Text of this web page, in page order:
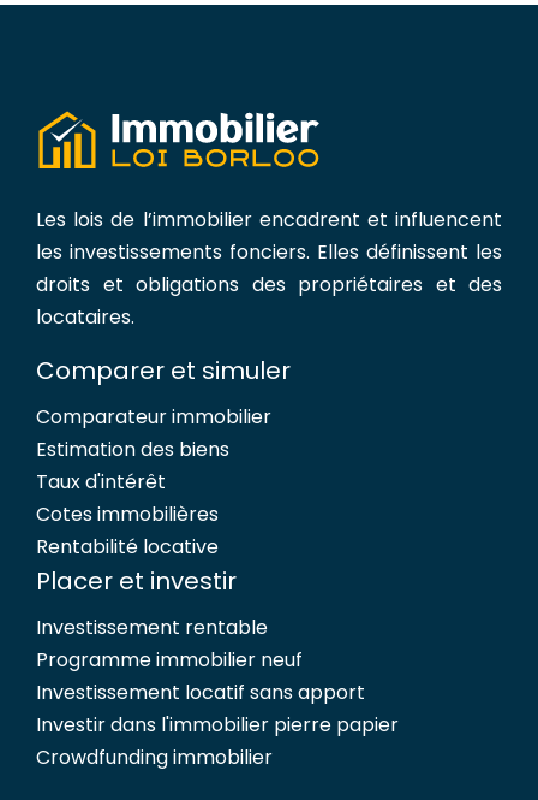
Les lois de l’immobilier encadrent et influencent
les investissements fonciers. Elles définissent les
droits et obligations des propriétaires et des
locataires.
Comparer et simuler
Comparateur immobilier
Estimation des biens
Taux d'intérêt
Cotes immobilières
Rentabilité locative
Placer et investir
Investissement rentable
Programme immobilier neuf
Investissement locatif sans apport
Investir dans l'immobilier pierre papier
Crowdfunding immobilier